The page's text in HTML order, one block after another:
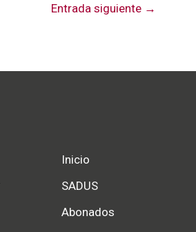
Entrada siguiente →
Inicio
SADUS
Abonados